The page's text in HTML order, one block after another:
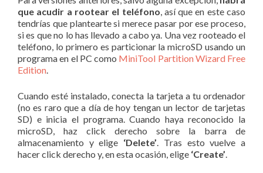
que acudir a rootear el teléfono, así que en este caso
tendrías que plantearte si merece pasar por ese proceso,
si es que no lo has llevado a cabo ya. Una vez rooteado el
teléfono, lo primero es particionar la microSD usando un
programa en el PC como MiniTool Partition Wizard Free
Edition.
Cuando esté instalado, conecta la tarjeta a tu ordenador
(no es raro que a día de hoy tengan un lector de tarjetas
SD) e inicia el programa. Cuando haya reconocido la
microSD, haz click derecho sobre la barra de
almacenamiento y elige ‘Delete’. Tras esto vuelve a
hacer click derecho y, en esta ocasión, elige ‘Create’.